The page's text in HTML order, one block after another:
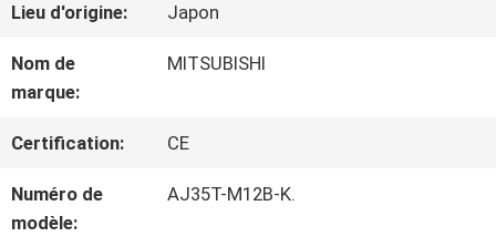
PROPOS
DE
NOUS
Lieu d'origine: Japon
Nom de
marque:
MITSUBISHI
Certification: CE
Numéro de
modèle:
AJ35T-M12B-K.